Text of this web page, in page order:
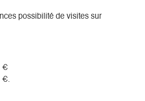
possibilité de visites sur
€
€.